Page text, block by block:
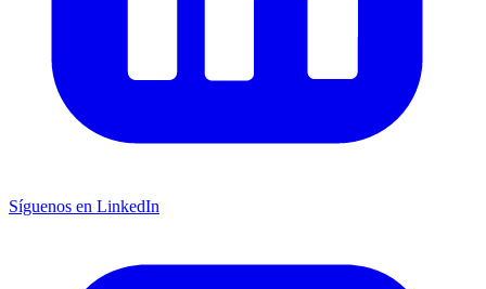
Síguenos en LinkedIn